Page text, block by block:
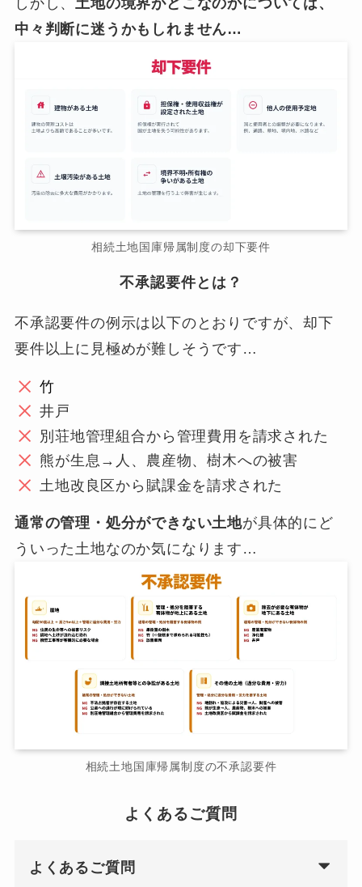
しかし、土地の境界がどこなのかについては、
中々判断に迷うかもしれません…
相続土地国庫帰属制度の却下要件
不承認要件とは？
不承認要件の例示は以下のとおりですが、却下
要件以上に見極めが難しそうです…
竹
井戸
別荘地管理組合から管理費用を請求された
熊が生息→人、農産物、樹木への被害
土地改良区から賦課金を請求された
通常の管理・処分ができない土地が具体的にど
ういった土地なのか気になります…
相続土地国庫帰属制度の不承認要件
よくあるご質問
よくあるご質問